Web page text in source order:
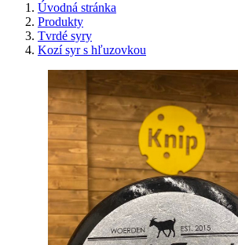
Úvodná stránka
Produkty
Tvrdé syry
Kozí syr s hľuzovkou